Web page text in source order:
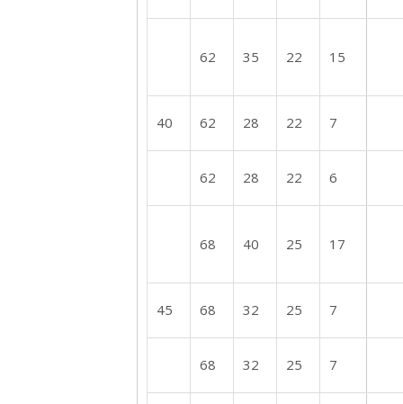
62 35 22 15
40 62 28 22 7
62 28 22 6
68 40 25 17
45 68 32 25 7
68 32 25 7